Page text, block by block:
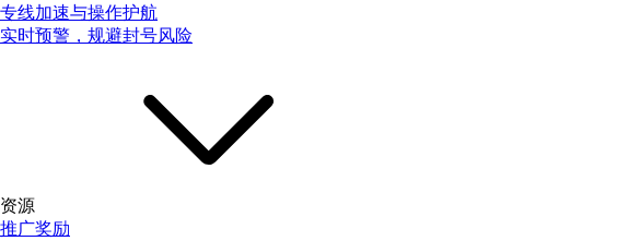
专线加速与操作护航
实时预警，规避封号风险
资源
推广奖励